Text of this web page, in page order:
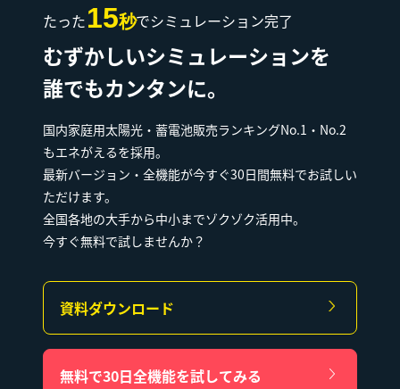
たった15秒でシミュレーション完了
むずかしいシミュレーションを
誰でもカンタンに。
国内家庭用太陽光・蓄電池販売ランキングNo.1・No.2
もエネがえるを採用。
最新バージョン・全機能が今すぐ30日間無料でお試しい
ただけます。
全国各地の大手から中小までゾクゾク活用中。
今すぐ無料で試しませんか？
資料ダウンロード
無料で30日全機能を試してみる